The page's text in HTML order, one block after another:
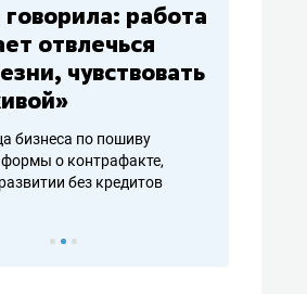
работа
отвлечься
чувствовать
бизнеса по пошиву
о контрафакте,
без кредитов